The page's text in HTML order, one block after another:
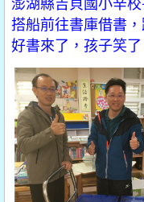
澎湖縣吉貝國小辛校
搭船前往書庫借書
好書來了，孩子笑了